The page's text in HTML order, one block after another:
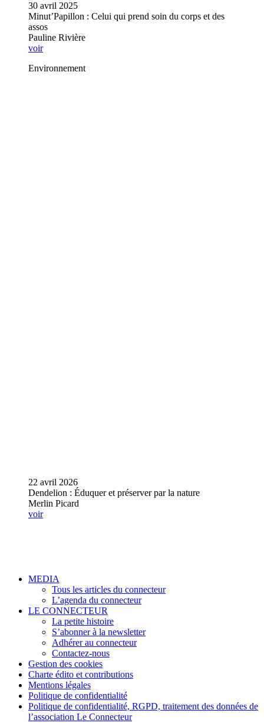
30 avril 2025
Minut’Papillon : Celui qui prend soin du corps et des
assos
Pauline Rivière
voir
Environnement
22 avril 2026
Dendelion : Éduquer et préserver par la nature
Merlin Picard
voir
MEDIA
Tous les articles du connecteur
L’agenda du connecteur
LE CONNECTEUR
La petite histoire
S’abonner à la newsletter
Adhérer au connecteur
Contactez-nous
Gestion des cookies
Charte édito et contributions
Mentions légales
Politique de confidentialité
Politique de confidentialité, RGPD, traitement des données de
l’association Le Connecteur